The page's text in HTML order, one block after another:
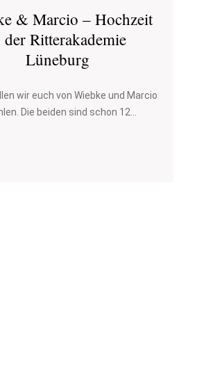
& Marcio – Hochzeit
Ritterakademie
Lüneburg
wir euch von Wiebke und Marcio
Die beiden sind schon 12...